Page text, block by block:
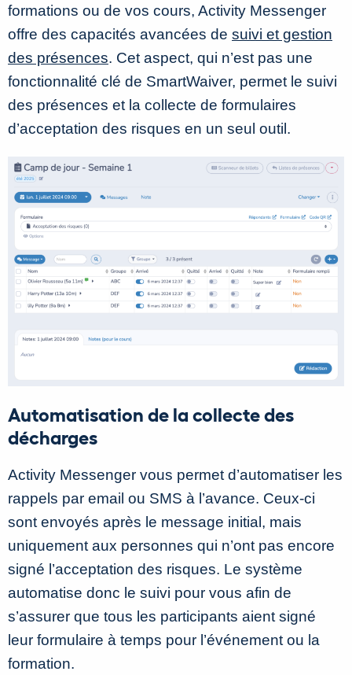
formations ou de vos cours, Activity Messenger
offre des capacités avancées de suivi et gestion
des présences. Cet aspect, qui n’est pas une
fonctionnalité clé de SmartWaiver, permet le suivi
des présences et la collecte de formulaires
d’acceptation des risques en un seul outil.
Automatisation de la collecte des
décharges
Activity Messenger vous permet d’automatiser les
rappels par email ou SMS à l’avance. Ceux-ci
sont envoyés après le message initial, mais
uniquement aux personnes qui n’ont pas encore
signé l’acceptation des risques. Le système
automatise donc le suivi pour vous afin de
s’assurer que tous les participants aient signé
leur formulaire à temps pour l’événement ou la
formation.